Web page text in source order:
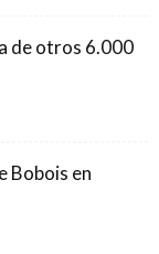
de otros 6.000
Bobois en